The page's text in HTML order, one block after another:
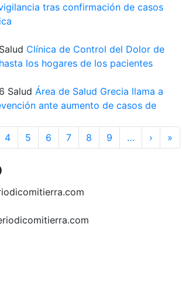
tras confirmación de casos
Salud Clínica de Control del Dolor de
los hogares de los pacientes
Salud Área de Salud Grecia llama a
ante aumento de casos de
4 5 6 7 8 9 … ›
página
»